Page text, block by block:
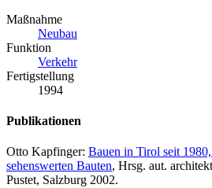
Maßnahme
Neubau
Funktion
Verkehr
Fertigstellung
1994
Publikationen
Otto Kapfinger: Bauen in Tirol seit
sehenswerten Bauten, Hrsg. aut.
Pustet, Salzburg 2002.